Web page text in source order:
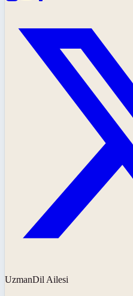
UzmanDil Ailesi